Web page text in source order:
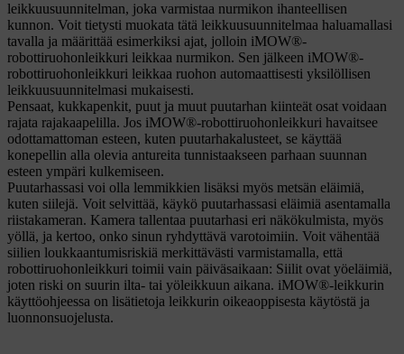
leikkuusuunnitelman, joka varmistaa nurmikon ihanteellisen
kunnon. Voit tietysti muokata tätä leikkuusuunnitelmaa haluamallasi
tavalla ja määrittää esimerkiksi ajat, jolloin iMOW®-
robottiruohonleikkuri leikkaa nurmikon. Sen jälkeen iMOW®-
robottiruohonleikkuri leikkaa ruohon automaattisesti yksilöllisen
leikkuusuunnitelmasi mukaisesti.
Pensaat, kukkapenkit, puut ja muut puutarhan kiinteät osat voidaan
rajata rajakaapelilla. Jos iMOW®-robottiruohonleikkuri havaitsee
odottamattoman esteen, kuten puutarhakalusteet, se käyttää
konepellin alla olevia antureita tunnistaakseen parhaan suunnan
esteen ympäri kulkemiseen.
Puutarhassasi voi olla lemmikkien lisäksi myös metsän eläimiä,
kuten siilejä. Voit selvittää, käykö puutarhassasi eläimiä asentamalla
riistakameran. Kamera tallentaa puutarhasi eri näkökulmista, myös
yöllä, ja kertoo, onko sinun ryhdyttävä varotoimiin. Voit vähentää
siilien loukkaantumisriskiä merkittävästi varmistamalla, että
robottiruohonleikkuri toimii vain päiväsaikaan: Siilit ovat yöeläimiä,
joten riski on suurin ilta- tai yöleikkuun aikana. iMOW®-leikkurin
käyttöohjeessa on lisätietoja leikkurin oikeaoppisesta käytöstä ja
luonnonsuojelusta.